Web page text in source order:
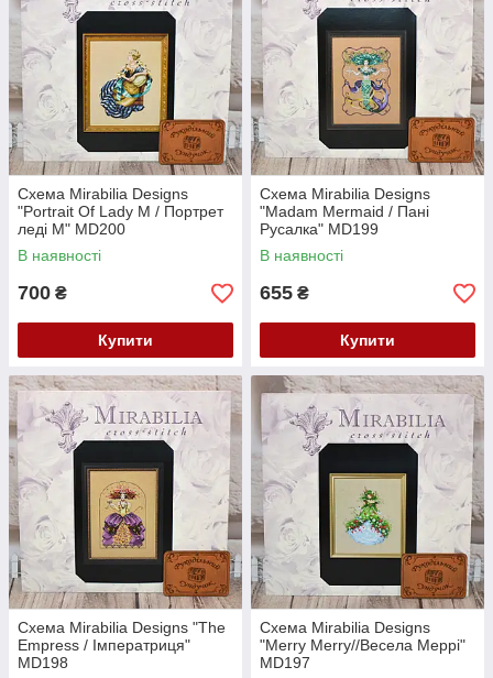
Схема Mirabilia Designs
"Portrait Of Lady M / Портрет
леді М" MD200
В наявності
700 ₴
Купити
Схема Mirabilia Designs
"Madam Mermaid / Пані
Русалка" MD199
В наявності
655 ₴
Купити
Схема Mirabilia Designs "The
Empress / Імператриця"
MD198
Схема Mirabilia Designs
"Merry Merry//Весела Меррі"
MD197